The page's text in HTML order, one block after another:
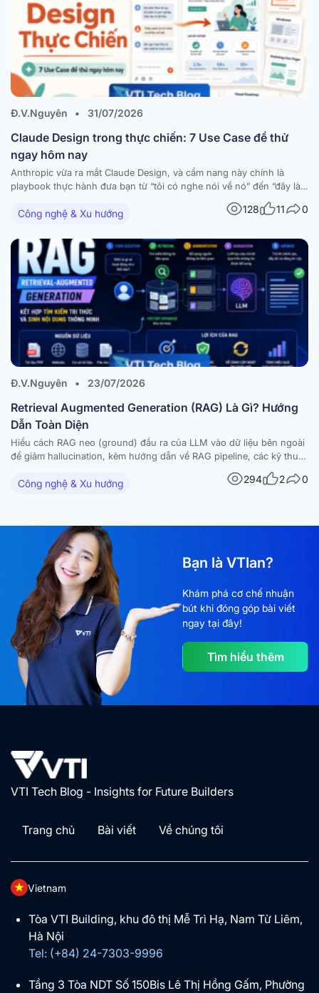
Đ.V.Nguyên • 31/07/2026
Claude Design trong thực chiến: 7 Use Case để thử
ngay hôm nay
Anthropic vừa ra mắt Claude Design, và cẩm nang này chính là
playbook thực hành đưa bạn từ “tôi có nghe nói về nó” đến “đây là
thứ tôi đã build được hôm nay”. Tài liệu tập hợp 7 workflow dùng-
được-ngay — mỗi workflow đi kèm hướng dẫn từng bước,…
Công nghệ & Xu hướng 128 11 0
Đ.V.Nguyên • 23/07/2026
Retrieval Augmented Generation (RAG) Là Gì? Hướng
Dẫn Toàn Diện
Hiểu cách RAG neo (ground) đầu ra của LLM vào dữ liệu bên ngoài
để giảm hallucination, kèm hướng dẫn về RAG pipeline, các kỹ thuật
nâng cao và ứng dụng thực tế. Các mô hình ngôn ngữ lớn (large
language models – LLM) đã tạo ra những bước tiến…
Công nghệ & Xu hướng 294 2 0
Bạn là VTIan?
Khám phá cơ chế nhuận
bút khi đóng góp bài viết
ngay tại đây!
Tìm hiểu thêm
VTI Tech Blog - Insights for Future Builders
Trang chủ Bài viết Về chúng tôi
Vietnam
Tòa VTI Building, khu đô thị Mễ Trì Hạ, Nam Từ Liêm,
Hà Nội
Tel: (+84) 24-7303-9996
Tầng 3 Tòa NDT Số 150Bis Lê Thị Hồng Gấm, Phường